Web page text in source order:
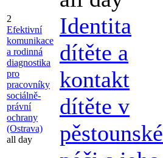
2
Efektivní
komunikace
a rodinná
diagnostika
pro
pracovníky
sociálně-
právní
ochrany
(Ostrava)
all day
Identita
dítěte a
kontakt
dítěte v
pěstounské